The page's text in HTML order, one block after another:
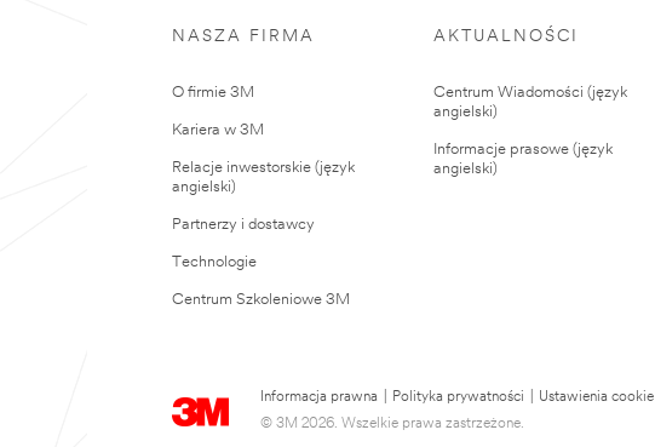
NASZA FIRMA
O firmie 3M
Kariera w 3M
Relacje inwestorskie (język
angielski)
Partnerzy i dostawcy
Technologie
Centrum Szkoleniowe 3M
AKTUALNOŚCI
Centrum Wiadomości (język
angielski)
Informacje prasowe (język
angielski)
Informacja prawna Polityka prywatności
Ustawienia cookie
© 3M 2026. Wszelkie prawa zastrzeżone.